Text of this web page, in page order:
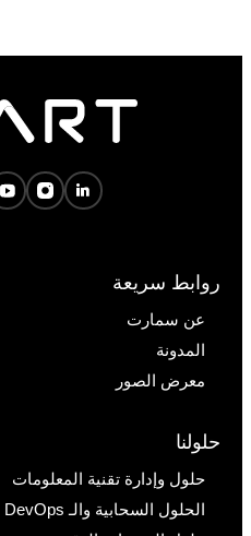
روابط سريعة
عن سمارت
المدونة
معرض الصور
حلولنا
حلول وإدارة تقنية المعلومات
الحلول السحابية والـ DevOps